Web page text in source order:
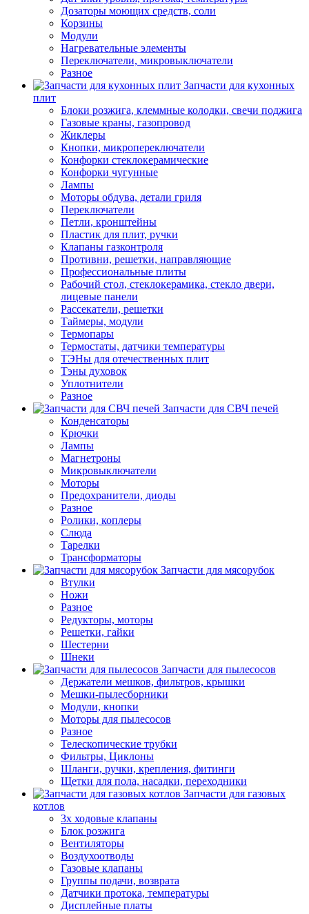
Дозаторы моющих средств, соли
Корзины
Модули
Нагревательные элементы
Переключатели, микровыключатели
Разное
Запчасти для кухонных
плит
Блоки розжига, клеммные колодки, свечи поджига
Газовые краны, газопровод
Жиклеры
Кнопки, микропереключатели
Конфорки стеклокерамические
Конфорки чугунные
Лампы
Моторы обдува, детали гриля
Переключатели
Петли, кронштейны
Пластик для плит, ручки
Клапаны газконтроля
Противни, решетки, направляющие
Профессиональные плиты
Рабочий стол, стеклокерамика, стекло двери,
лицевые панели
Рассекатели, решетки
Таймеры, модули
Термопары
Термостаты, датчики температуры
ТЭНы для отечественных плит
Тэны духовок
Уплотнители
Разное
Запчасти для СВЧ печей
Конденсаторы
Крючки
Лампы
Магнетроны
Микровыключатели
Моторы
Предохранители, диоды
Разное
Ролики, коплеры
Слюда
Тарелки
Трансформаторы
Запчасти для мясорубок
Втулки
Ножи
Разное
Редукторы, моторы
Решетки, гайки
Шестерни
Шнеки
Запчасти для пылесосов
Держатели мешков, фильтров, крышки
Мешки-пылесборники
Модули, кнопки
Моторы для пылесосов
Разное
Телескопические трубки
Фильтры, Циклоны
Шланги, ручки, крепления, фитинги
Щетки для пола, насадки, переходники
Запчасти для газовых
котлов
3х ходовые клапаны
Блок розжига
Вентиляторы
Воздухоотводы
Газовые клапаны
Группы подачи, возврата
Датчики протока, температуры
Дисплейные платы